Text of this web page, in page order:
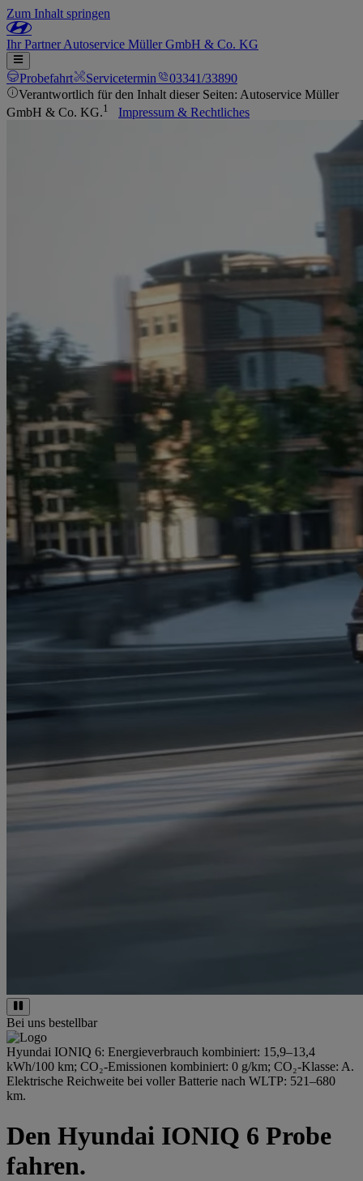
Zum Inhalt springen
IhrPartnerAutoservice Müller GmbH & Co. KG
Probefahrt Servicetermin
03341/33890
Verantwortlich für den Inhalt dieser Seiten: Autoservice Müller
GmbH & Co. KG.1 Impressum & Rechtliches
Bei uns bestellbar
Hyundai IONIQ 6: Energieverbrauch kombiniert: 15,9–13,4
kWh/100 km; CO₂-Emissionen kombiniert: 0 g/km; CO₂-Klasse: A.
Elektrische Reichweite bei voller Batterie nach WLTP: 521–680
km.
Den Hyundai IONIQ 6 Probe
fahren.